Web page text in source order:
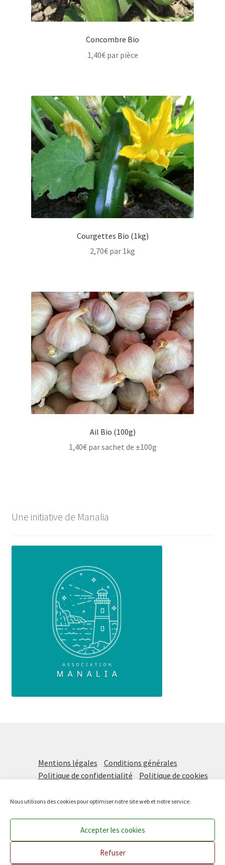
Nous utilisons des cookies pour optimiser notre site web et notre service.
Accepter les cookies
Refuser
Prochaine distribution vendredi 21 août DE 16H à 18H !
Concombre Bio
1,40€ par pièce
Courgettes Bio (1kg)
2,70€ par 1kg
Ail Bio (100g)
1,40€ par sachet de ±100g
Une initiative de Manalia
Mentions légales
Conditions générales
Politique de confidentialité
Politique de cookies
Les Paniers Solidaires, une initiative deManalia